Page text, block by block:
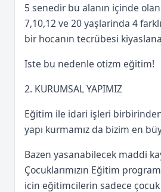
5 senedir bu alanın içinde
7,10,12 ve 20 yaşlarinda 4
bir hocanın tecrübesi
Iste bu nedenle otizm eğitim!
2. KURUMSAL YAPIMIZ
Eğitim ile idari işleri
yapı kurmamız da bizim en
Bazen yasanabilecek maddi
Çocuklarımızın Eğitim
icin eğitimcilerin sadece